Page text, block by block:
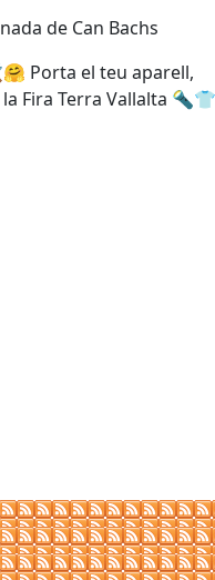
de Can Bachs
Porta el teu aparell,
Fira Terra Vallalta 🔦👕